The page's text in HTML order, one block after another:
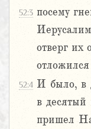
52:3 посему
отверг их
52:4 И было, в
в десятый
пришел